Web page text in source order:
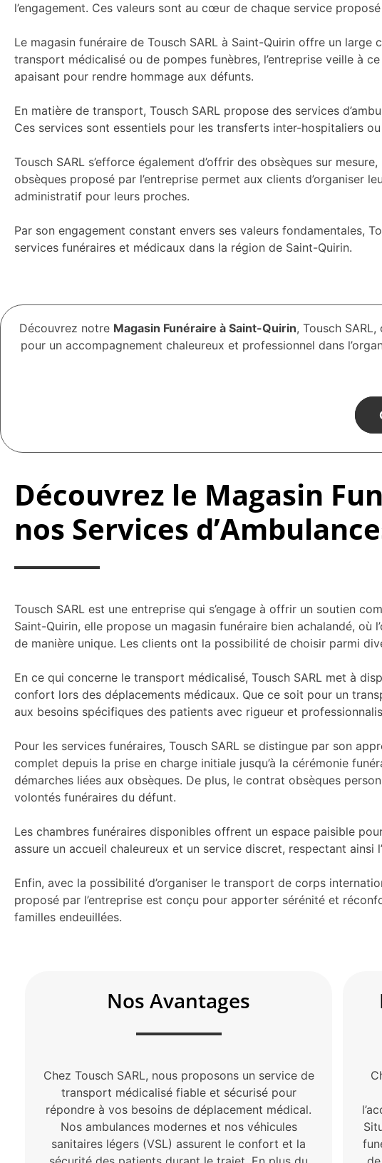
l’engagement. Ces valeurs sont au cœur de chaque service proposé
Le magasin funéraire de Tousch SARL à Saint-Quirin offre un large
transport médicalisé ou de pompes funèbres, l’entreprise veille à
apaisant pour rendre hommage aux défunts.
En matière de transport, Tousch SARL propose des services
Ces services sont essentiels pour les transferts inter-hospitaliers
Tousch SARL s’efforce également d’offrir des obsèques sur
obsèques proposé par l’entreprise permet aux clients d’organiser
administratif pour leurs proches.
Par son engagement constant envers ses valeurs fondamentales,
services funéraires et médicaux dans la région de Saint-Quirin.
Découvrez notre Magasin Funéraire à Saint-Quirin, Tousch
pour un accompagnement chaleureux et professionnel dans
Découvrez le Magasin
nos Services
Tousch SARL est une entreprise qui s’engage à offrir un soutien
Saint-Quirin, elle propose un magasin funéraire bien achalandé,
de manière unique. Les clients ont la possibilité de choisir parmi
En ce qui concerne le transport médicalisé, Tousch SARL met à
confort lors des déplacements médicaux. Que ce soit pour un
aux besoins spécifiques des patients avec rigueur et
Pour les services funéraires, Tousch SARL se distingue par son
complet depuis la prise en charge initiale jusqu’à la cérémonie
démarches liées aux obsèques. De plus, le contrat obsèques
volontés funéraires du défunt.
Les chambres funéraires disponibles offrent un espace paisible
assure un accueil chaleureux et un service discret, respectant ainsi
Enfin, avec la possibilité d’organiser le transport de corps
proposé par l’entreprise est conçu pour apporter sérénité et
familles endeuillées.
Nos Avantages
Chez Tousch SARL, nous proposons un service de
transport médicalisé fiable et sécurisé pour
répondre à vos besoins de déplacement médical.
Nos ambulances modernes et nos véhicules
sanitaires légers (VSL) assurent le confort et la